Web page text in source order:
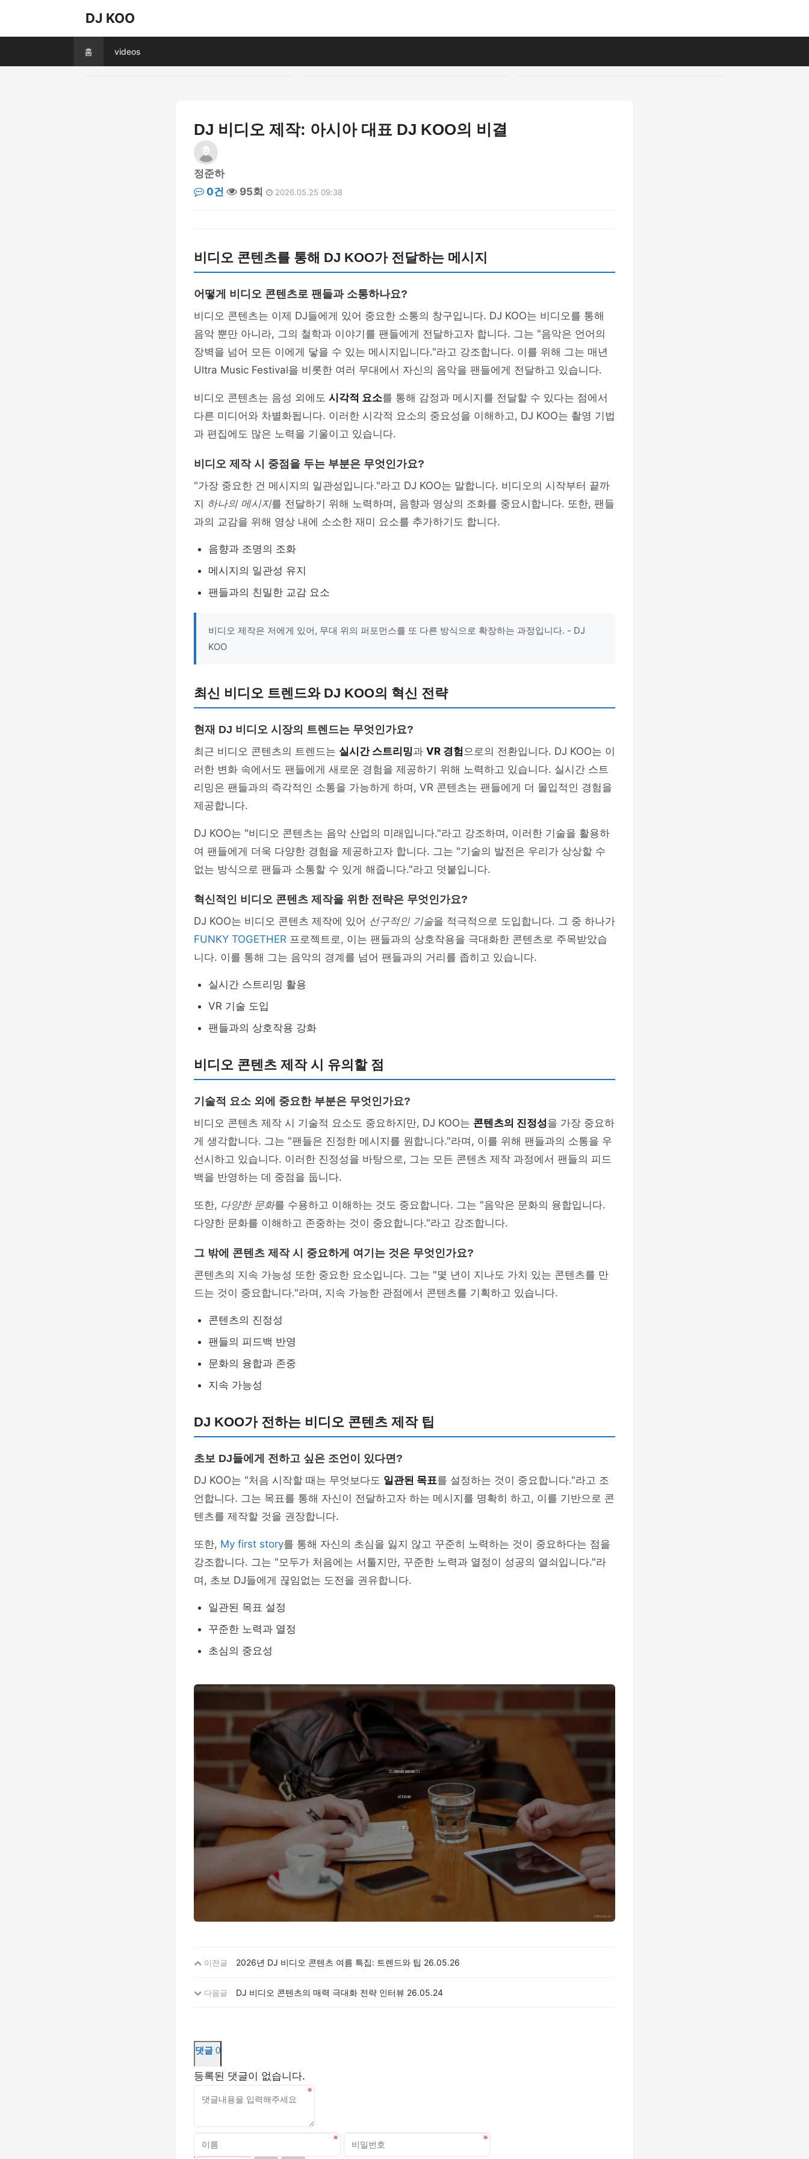
DJ KOO
홈 videos
DJ 비디오 제작: 아시아 대표 DJ KOO의 비결
정준하
0건
95회 2026.05.25 09:38
비디오 콘텐츠를 통해 DJ KOO가 전달하는 메시지
어떻게 비디오 콘텐츠로 팬들과 소통하나요?
비디오 콘텐츠는 이제 DJ들에게 있어 중요한 소통의 창구입니다. DJ KOO는 비디오를 통해
음악 뿐만 아니라, 그의 철학과 이야기를 팬들에게 전달하고자 합니다. 그는 "음악은 언어의
장벽을 넘어 모든 이에게 닿을 수 있는 메시지입니다."라고 강조합니다. 이를 위해 그는 매년
Ultra Music Festival을 비롯한 여러 무대에서 자신의 음악을 팬들에게 전달하고 있습니다.
비디오 콘텐츠는 음성 외에도 시각적 요소를 통해 감정과 메시지를 전달할 수 있다는 점에서
다른 미디어와 차별화됩니다. 이러한 시각적 요소의 중요성을 이해하고, DJ KOO는 촬영 기법
과 편집에도 많은 노력을 기울이고 있습니다.
비디오 제작 시 중점을 두는 부분은 무엇인가요?
"가장 중요한 건 메시지의 일관성입니다."라고 DJ KOO는 말합니다. 비디오의 시작부터 끝까
지 하나의 메시지를 전달하기 위해 노력하며, 음향과 영상의 조화를 중요시합니다. 또한, 팬들
과의 교감을 위해 영상 내에 소소한 재미 요소를 추가하기도 합니다.
음향과 조명의 조화
메시지의 일관성 유지
팬들과의 친밀한 교감 요소
비디오 제작은 저에게 있어, 무대 위의 퍼포먼스를 또 다른 방식으로 확장하는 과정입니다. - DJ
KOO
최신 비디오 트렌드와 DJ KOO의 혁신 전략
현재 DJ 비디오 시장의 트렌드는 무엇인가요?
최근 비디오 콘텐츠의 트렌드는 실시간 스트리밍과 VR 경험으로의 전환입니다. DJ KOO는 이
러한 변화 속에서도 팬들에게 새로운 경험을 제공하기 위해 노력하고 있습니다. 실시간 스트
리밍은 팬들과의 즉각적인 소통을 가능하게 하며, VR 콘텐츠는 팬들에게 더 몰입적인 경험을
제공합니다.
DJ KOO는 "비디오 콘텐츠는 음악 산업의 미래입니다."라고 강조하며, 이러한 기술을 활용하
여 팬들에게 더욱 다양한 경험을 제공하고자 합니다. 그는 "기술의 발전은 우리가 상상할 수
없는 방식으로 팬들과 소통할 수 있게 해줍니다."라고 덧붙입니다.
혁신적인 비디오 콘텐츠 제작을 위한 전략은 무엇인가요?
DJ KOO는 비디오 콘텐츠 제작에 있어 선구적인 기술을 적극적으로 도입합니다. 그 중 하나가
FUNKY TOGETHER 프로젝트로, 이는 팬들과의 상호작용을 극대화한 콘텐츠로 주목받았습
니다. 이를 통해 그는 음악의 경계를 넘어 팬들과의 거리를 좁히고 있습니다.
실시간 스트리밍 활용
VR 기술 도입
팬들과의 상호작용 강화
비디오 콘텐츠 제작 시 유의할 점
기술적 요소 외에 중요한 부분은 무엇인가요?
비디오 콘텐츠 제작 시 기술적 요소도 중요하지만, DJ KOO는 콘텐츠의 진정성을 가장 중요하
게 생각합니다. 그는 "팬들은 진정한 메시지를 원합니다."라며, 이를 위해 팬들과의 소통을 우
선시하고 있습니다. 이러한 진정성을 바탕으로, 그는 모든 콘텐츠 제작 과정에서 팬들의 피드
백을 반영하는 데 중점을 둡니다.
또한, 다양한 문화를 수용하고 이해하는 것도 중요합니다. 그는 "음악은 문화의 융합입니다.
다양한 문화를 이해하고 존중하는 것이 중요합니다."라고 강조합니다.
그 밖에 콘텐츠 제작 시 중요하게 여기는 것은 무엇인가요?
콘텐츠의 지속 가능성 또한 중요한 요소입니다. 그는 "몇 년이 지나도 가치 있는 콘텐츠를 만
드는 것이 중요합니다."라며, 지속 가능한 관점에서 콘텐츠를 기획하고 있습니다.
콘텐츠의 진정성
팬들의 피드백 반영
문화의 융합과 존중
지속 가능성
DJ KOO가 전하는 비디오 콘텐츠 제작 팁
초보 DJ들에게 전하고 싶은 조언이 있다면?
DJ KOO는 "처음 시작할 때는 무엇보다도 일관된 목표를 설정하는 것이 중요합니다."라고 조
언합니다. 그는 목표를 통해 자신이 전달하고자 하는 메시지를 명확히 하고, 이를 기반으로 콘
텐츠를 제작할 것을 권장합니다.
또한, My first story를 통해 자신의 초심을 잃지 않고 꾸준히 노력하는 것이 중요하다는 점을
강조합니다. 그는 "모두가 처음에는 서툴지만, 꾸준한 노력과 열정이 성공의 열쇠입니다."라
며, 초보 DJ들에게 끊임없는 도전을 권유합니다.
일관된 목표 설정
꾸준한 노력과 열정
초심의 중요성
이전글 2026년 DJ 비디오 콘텐츠 여름 특집: 트렌드와 팁 26.05.26
다음글 DJ 비디오 콘텐츠의 매력 극대화 전략 인터뷰 26.05.24
댓글 0
등록된 댓글이 없습니다.